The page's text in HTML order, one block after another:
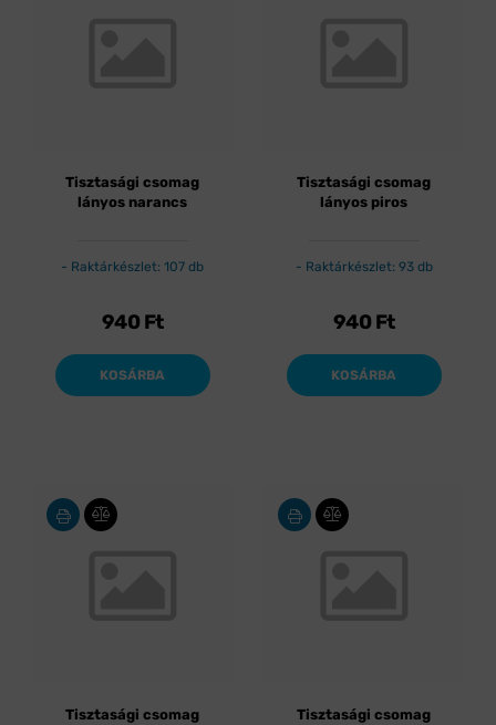
Tisztasági csomag
lányos narancs
Raktárkészlet: 107 db
940 Ft
KOSÁRBA
Tisztasági csomag
lányos piros
Raktárkészlet: 93 db
940 Ft
KOSÁRBA
Tisztasági csomag
Tisztasági csomag